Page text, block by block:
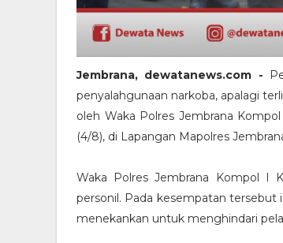
Jembrana, dewatanews.com -
penyalahgunaan narkoba, apalagi
oleh Waka Polres Jembrana
(4/8), di Lapangan Mapolres
Waka Polres Jembrana Kompol I
personil. Pada kesempatan tersebut
menekankan untuk menghindari